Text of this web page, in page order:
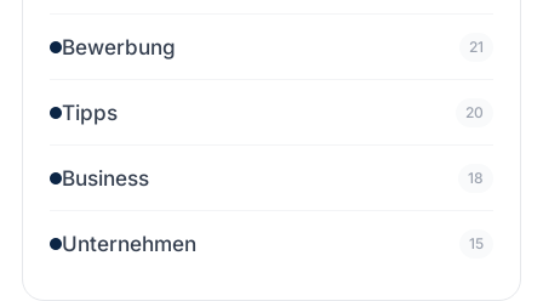
Bewerbung 21
Tipps 20
Business 18
Unternehmen 15